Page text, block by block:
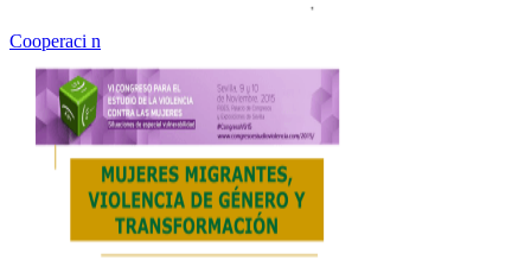
Cooperaci n